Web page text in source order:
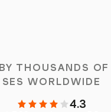
THOUSANDS OF
SES WORLDWIDE
4.3